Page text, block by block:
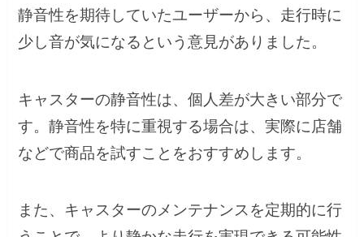
静音性を期待していたユーザーから、走行時に
少し音が気になるという意見がありました。
キャスターの静音性は、個人差が大きい部分で
す。静音性を特に重視する場合は、実際に店舗
などで商品を試すことをおすすめします。
また、キャスターのメンテナンスを定期的に行